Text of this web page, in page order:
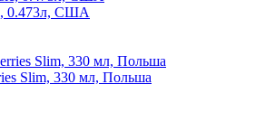
0.473л, США
Slim, 330 мл, Польша